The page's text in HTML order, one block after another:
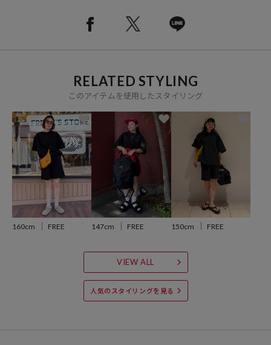
●半袖カットソーとショーツがセットになったレジャーにぴったりな
●定番ブラックに加え、今回は女性らしいベージュも展開
なシーンで活躍します
●トップの裾にドローコードを備え、メリハリのあるシルエットにな
●収納できるメッシュトートバッグ付き
●嬉しい機能付き
・UVカット UPF50+
・軽量かつ強度の高いナイロンと伸縮性を持つポリウレタンで織り上
げられた、タテヨコに伸びる4wayストレッチ素材で、伸縮性抜群で動
・汚れが落ちやすい撥水機能付きの速乾素材を使用（洗濯を繰り返す
ごとに、撥水機能は低下します)
●同デザインで別素材のご用意もあります
別注 デニムライクショーツセットアップ：1143132800007
RELATED STYLING
このアイテムを使用したスタイリング
160cm FREE 147cm FREE 150cm FREE
VIEW ALL
人気のスタイリングを見る